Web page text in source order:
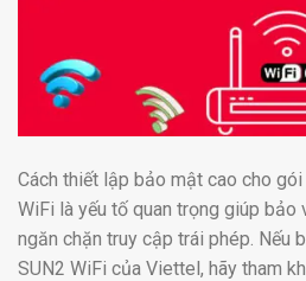
Cách thiết lập bảo mật cao cho
WiFi là yếu tố quan trọng giúp bảo
ngăn chặn truy cập trái phép. Nếu
SUN2 WiFi của Viettel, hãy tham